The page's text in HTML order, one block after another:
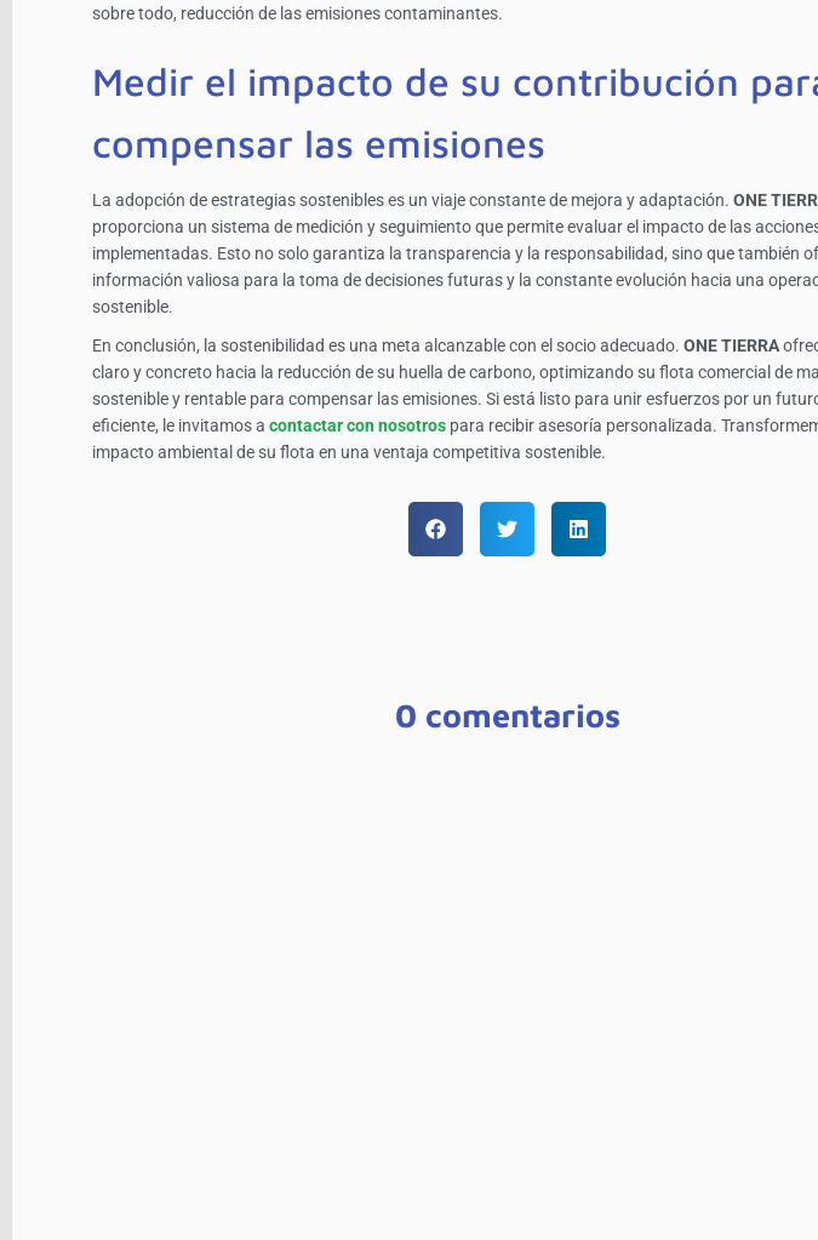
sobre todo, reducción de las emisiones contaminantes.
Medir el impacto de su contribución
compensar las emisiones
La adopción de estrategias sostenibles es un viaje constante de mejora y adaptación. ONE
proporciona un sistema de medición y seguimiento que permite evaluar el impacto de las
implementadas. Esto no solo garantiza la transparencia y la responsabilidad, sino que también
información valiosa para la toma de decisiones futuras y la constante evolución hacia una
sostenible.
En conclusión, la sostenibilidad es una meta alcanzable con el socio adecuado. ONE TIERRA
claro y concreto hacia la reducción de su huella de carbono, optimizando su flota comercial de
sostenible y rentable para compensar las emisiones. Si está listo para unir esfuerzos por un
eficiente, le invitamos a contactar con nosotros para recibir asesoría personalizada.
impacto ambiental de su flota en una ventaja competitiva sostenible.
0 comentarios